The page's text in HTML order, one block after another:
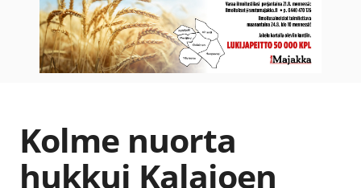
Kolme nuorta
hukkui Kalajoen